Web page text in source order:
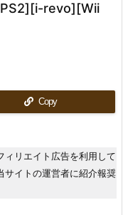
検索
revo][Wii
Copy
ィリエイト広告を利用して
サイトの運営者に紹介報奨